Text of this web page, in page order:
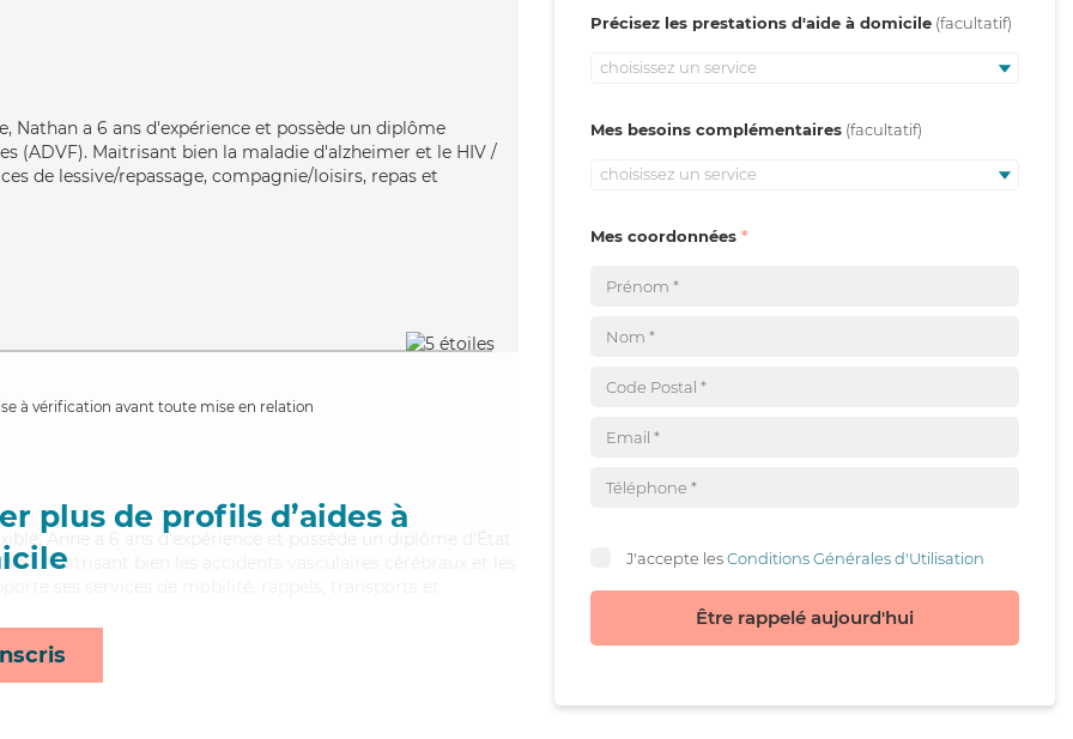
Nathan a 6 ans d'expérience et possède un diplôme
(ADVF). Maitrisant bien la maladie d'alzheimer et le HIV /
de lessive/repassage, compagnie/loisirs, repas et
à vérification avant toute mise en relation
plus de profils d’aides à
Anne a 6 ans d'expérience et possède un diplôme d'État
Maitrisant bien les accidents vasculaires cérébraux et les
Précisez les prestations d'aide à domicile
choisissez un service
Mes besoins complémentaires
choisissez un service
Mes coordonnées
J'accepte lesConditions Générales d'Utilisation
Être rappelé aujourd'hui